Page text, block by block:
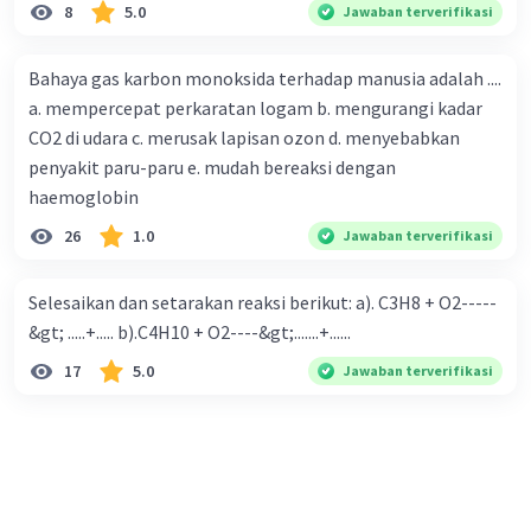
8 5.0 Jawaban terverifikasi
Bahaya gas karbon monoksida terhadap manusia adalah ....
a. mempercepat perkaratan logam b. mengurangi kadar
CO2 di udara c. merusak lapisan ozon d. menyebabkan
penyakit paru-paru e. mudah bereaksi dengan
haemoglobin
26 1.0 Jawaban terverifikasi
Selesaikan dan setarakan reaksi berikut: a). C3H8 + O2-----
&gt; .....+..... b).C4H10 + O2----&gt;.......+......
17 5.0 Jawaban terverifikasi